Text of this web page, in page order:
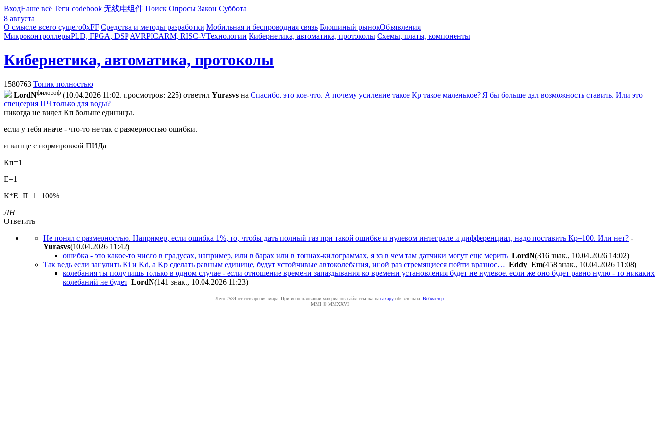
ВходНаше всё Теги codebook 无线电组件 Поиск Опросы Закон Суббота
8 августа
О смысле всего сущего0xFF Средства и методы разработки Мобильная и беспроводная связь Блошиный рынокОбъявления
МикроконтроллерыPLD, FPGA, DSP AVRPICARM, RISC-VТехнологии Кибернетика, автоматика, протоколы Схемы, платы, компоненты
Кибернетика, автоматика, протоколы
1580763 Топик полностью
LordNфилософ (10.04.2026 11:02, просмотров: 225) ответил Yurasvs на Спасибо, это кое-что. А почему усиление такое Кр такое маленькое? Я бы больше дал возможность ставить. Или это
спецсерия ПЧ только для воды?
никогда не видел Кп больше единицы.
если у тебя иначе - что-то не так с размерностью ошибки.
и вапще с нормировкой ПИДа
Кп=1
Е=1
К*Е=П=1=100%
ЛН
Ответить
Не понял с размерностью. Например, если ошибка 1%, то, чтобы дать полный газ при такой ошибке и нулевом интеграле и дифференциал, надо поставить Кр=100. Или нет? -
Yurasvs(10.04.2026 11:42)
ошибка - это какое-то число в градусах, например, или в барах или в тоннах-килограммах, я хз в чем там датчики могут еще мерить LordN(316 знак., 10.04.2026 14:02)
Так ведь если занулить Ki и Kd, а Kp сделать равным единице, будут устойчивые автоколебания, иной раз стремящиеся пойти вразнос… Eddy_Em(458 знак., 10.04.2026 11:08)
колебания ты получишь только в одном случае - если отношение времени запаздывания ко времени установления будет не нулевое. если же оно будет равно нулю - то никаких
колебаний не будет LordN(141 знак., 10.04.2026 11:23)
Лето 7534 от сотворения мира. При использовании материалов сайта ссылка на caxapу обязательна. Вебмастер
MMI © MMXXVI